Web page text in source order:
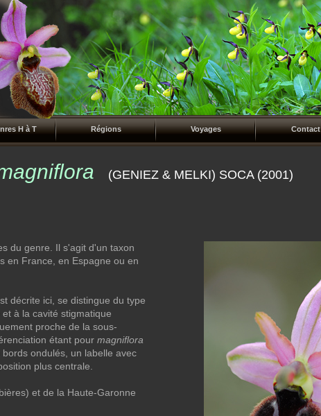
H à T Régions Voyages Contact
(GENIEZ & MELKI) SOCA (2001)
du genre. Il s'agit d'un taxon
en France, en Espagne ou en
décrite ici, se distingue du type
à la cavité stigmatique
proche de la sous-
étant pour magniflora
ondulés, un labelle avec
plus centrale.
et de la Haute-Garonne